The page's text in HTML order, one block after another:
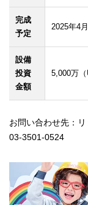
完成
予定
2025年4月
設備
投資
金額
5,000万（
お問い合わせ先：
03-3501-0524